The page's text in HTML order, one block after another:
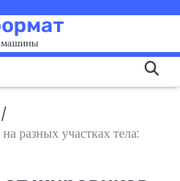
разных участках тела: